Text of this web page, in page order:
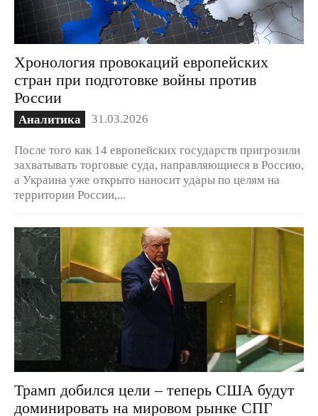
Хронология провокаций европейских
стран при подготовке войны против
России
Аналитика 31.03.2026
После того как 14 европейских государств пригрозили
захватывать торговые суда, направляющиеся в Россию,
а Украина уже открыто наносит удары по целям на
территории России,...
Трамп добился цели – теперь США будут
доминировать на мировом рынке СПГ